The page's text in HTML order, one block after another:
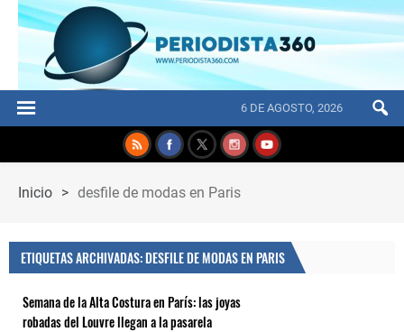
6 DE AGOSTO, 2026
Inicio > desfile de modas en Paris
ETIQUETAS ARCHIVADAS: DESFILE DE MODAS EN PARIS
Semana de la Alta Costura en París: las joyas
robadas del Louvre llegan a la pasarela